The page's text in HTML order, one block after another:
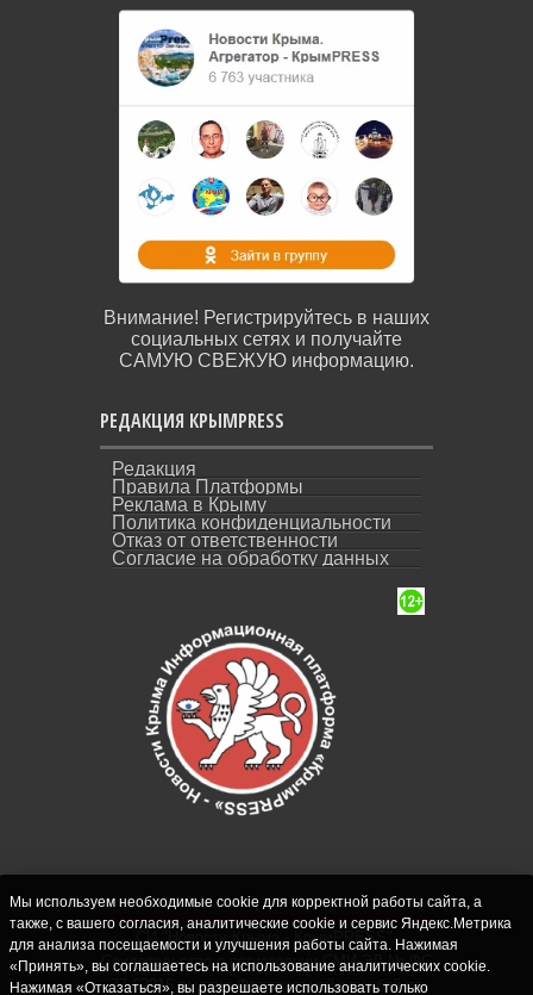
Внимание! Регистрируйтесь в наших
социальных сетях и получайте
САМУЮ СВЕЖУЮ информацию.
РЕДАКЦИЯ КРЫМPRESS
Редакция
Правила Платформы
Реклама в Крыму
Политика конфиденциальности
Отказ от ответственности
Согласие на обработку данных
СИ "Новости Крыма - КрымPRESS".
Свидетельство о регистрации СМИ ЭЛ № ФС
77-62916 выдано Федеральной службой по
Мы используем необходимые cookie для корректной работы сайта, а
также, с вашего согласия, аналитические cookie и сервис Яндекс.Метрика
для анализа посещаемости и улучшения работы сайта. Нажимая
«Принять», вы соглашаетесь на использование аналитических cookie.
Нажимая «Отказаться», вы разрешаете использовать только